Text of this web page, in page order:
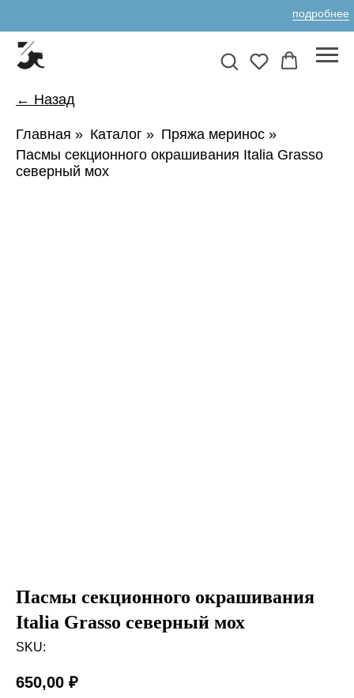
подробнее
← Назад
Главная » Каталог » Пряжа меринос »
Пасмы секционного окрашивания Italia Grasso
северный мох
Пасмы секционного окрашивания
Italia Grasso северный мох
SKU:
650,00 ₽